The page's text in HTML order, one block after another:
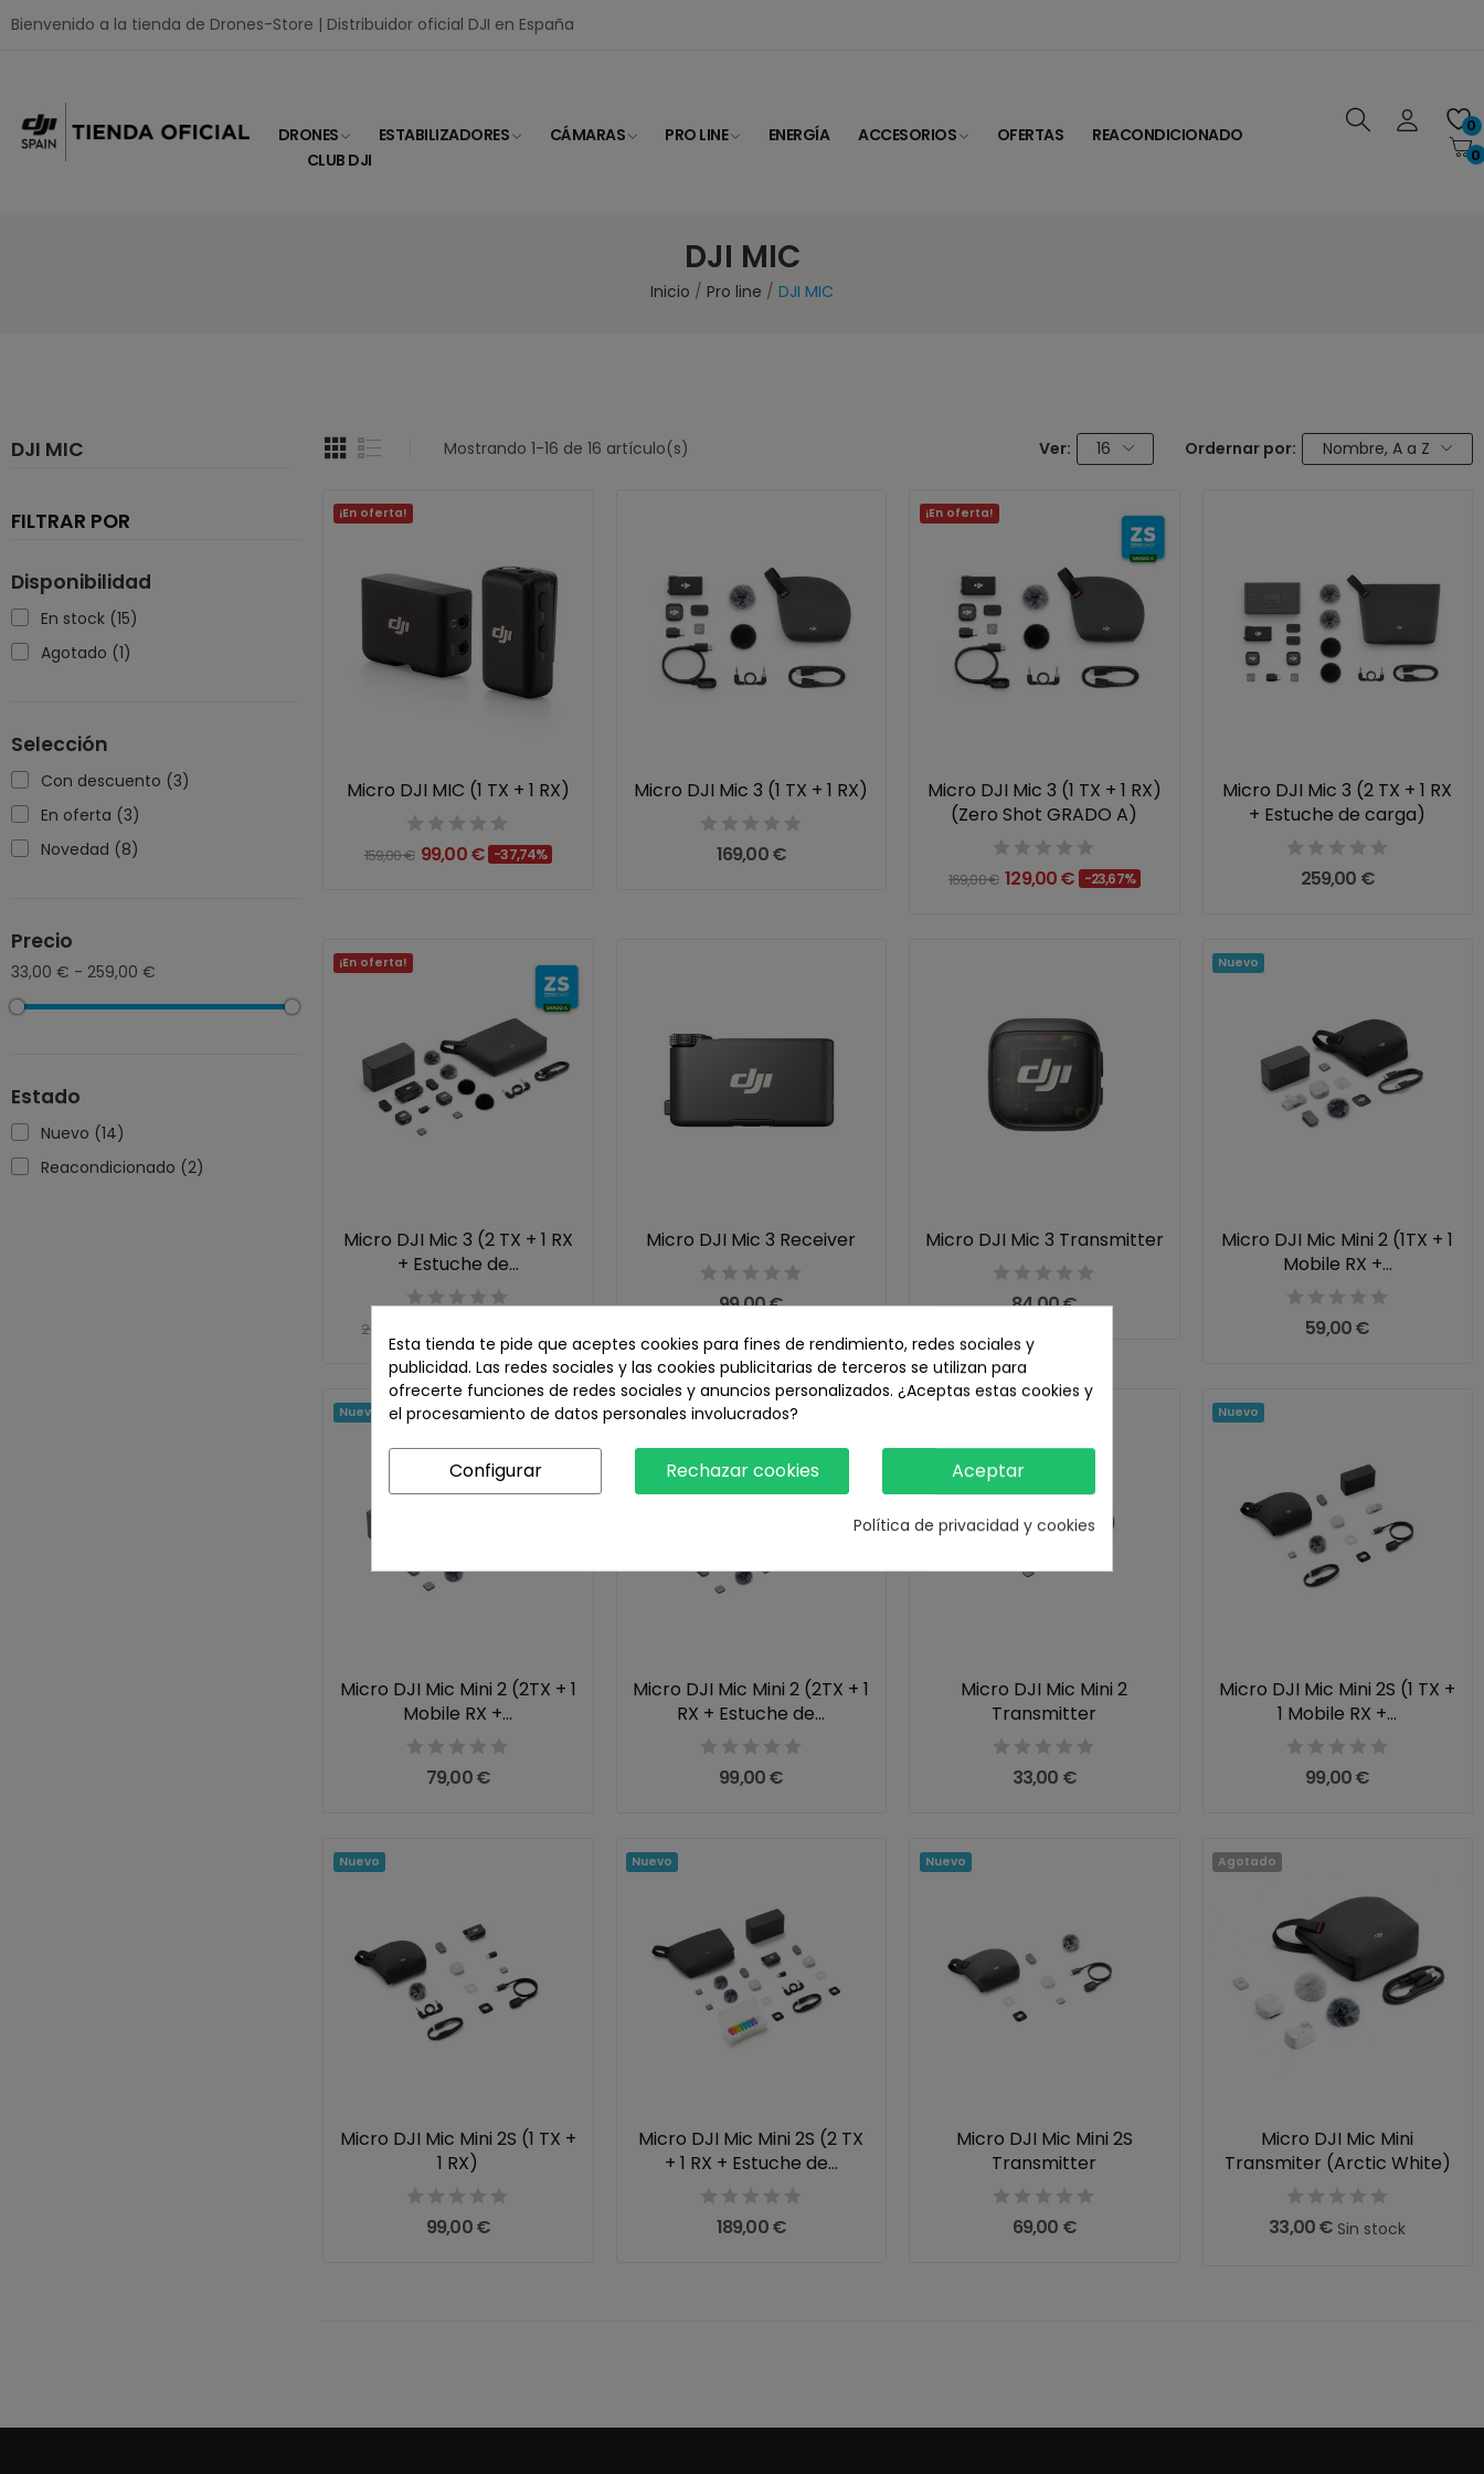
Bienvenido a la tienda de Drones-Store | Distribuidor oficial DJI en España
DRONES ESTABILIZADORES CÁMARAS PRO LINE ENERGÍA ACCESORIOS OFERTAS
REACONDICIONADO
CLUB DJI
0
0
DJI MIC
Inicio Pro line DJI MIC
DJI MIC
FILTRAR POR
Disponibilidad
En stock (15)
Agotado (1)
Selección
Con descuento (3)
En oferta (3)
Novedad (8)
Precio
33,00 € - 259,00 €
Estado
Nuevo (14)
Reacondicionado (2)
Mostrando 1-16 de 16 artículo(s) Ver: 16 Ordernar por: Nombre, A a Z
¡En oferta!
Micro DJI MIC (1 TX + 1 RX)
159,00 € 99,00 € -37,74%
Micro DJI Mic 3 (1 TX + 1 RX)
169,00 €
¡En oferta!
Micro DJI Mic 3 (1 TX + 1 RX)
(Zero Shot GRADO A)
169,00 € 129,00 € -23,67%
Micro DJI Mic 3 (2 TX + 1 RX
+ Estuche de carga)
259,00 €
¡En oferta!
Micro DJI Mic 3 (2 TX + 1 RX
+ Estuche de...
259,00 €
Micro DJI Mic 3 Receiver
99,00 €
Micro DJI Mic 3 Transmitter
84,00 €
Nuevo
Micro DJI Mic Mini 2 (1TX + 1
Mobile RX +...
59,00 €
Nuevo
Micro DJI Mic Mini 2 (2TX + 1
Mobile RX +...
79,00 €
Nuevo
Micro DJI Mic Mini 2 (2TX + 1
RX + Estuche de...
99,00 €
Micro DJI Mic Mini 2
Transmitter
33,00 €
Nuevo
Micro DJI Mic Mini 2S (1 TX +
1 Mobile RX +...
99,00 €
Nuevo
Micro DJI Mic Mini 2S (1 TX +
1 RX)
99,00 €
Nuevo
Micro DJI Mic Mini 2S (2 TX
+ 1 RX + Estuche de...
189,00 €
Nuevo
Micro DJI Mic Mini 2S
Transmitter
69,00 €
Agotado
Micro DJI Mic Mini
Transmiter (Arctic White)
33,00 € Sin stock
Esta tienda te pide que aceptes cookies para fines de rendimiento, redes sociales y
publicidad. Las redes sociales y las cookies publicitarias de terceros se utilizan para
ofrecerte funciones de redes sociales y anuncios personalizados. ¿Aceptas estas cookies y
el procesamiento de datos personales involucrados?
Aceptar
Rechazar cookies
Configurar
Política de privacidad y cookies